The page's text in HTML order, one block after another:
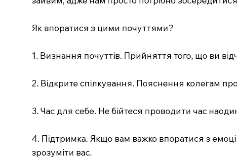
Як впоратися з цими почуттями?
1. Визнання почуттів. Прийняття того, що ви
2. Відкрите спілкування. Пояснення колегам
3. Час для себе. Не бійтеся проводити час
4. Підтримка. Якщо вам важко впоратися з
зрозуміти вас.